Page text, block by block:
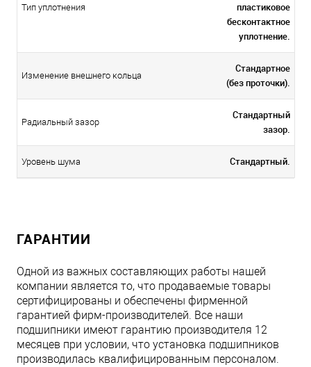
Тип уплотнения
пластиковое
бесконтактное
уплотнение.
Изменение внешнего кольца
Стандартное
(без проточки).
Радиальный зазор
Стандартный
зазор.
Уровень шума Стандартный.
ГАРАНТИИ
Одной из важных составляющих работы нашей
компании является то, что продаваемые товары
сертифицированы и обеспечены фирменной
гарантией фирм-производителей. Все наши
подшипники имеют гарантию производителя 12
месяцев при условии, что установка подшипников
производилась квалифицированным персоналом.